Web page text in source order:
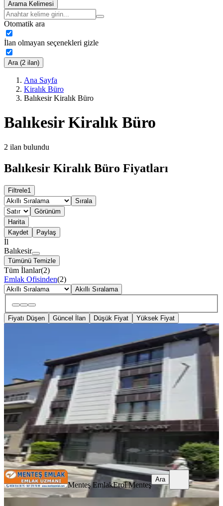
Arama Kelimesi
Otomatik ara
İlan olmayan seçenekleri gizle
Ara (2 ilan)
Ana Sayfa
Kiralık Büro
Balıkesir Kiralık Büro
Balıkesir Kiralık Büro
2 ilan bulundu
Balıkesir Kiralık Büro Fiyatları
Filtrele1
Sırala
Görünüm
Harita
Kaydet
Paylaş
İl
Balıkesir
Tümünü Temizle
Tüm İlanlar(2)
Emlak Ofisinden(2)
Akıllı Sıralama
Fiyatı Düşen Güncel İlan Düşük Fiyat Yüksek Fiyat
Çarşı Merkezde 1+1 Yeni Yapı Ofis
Balıkesir, Altıeylül
2 Oda·45 m²·3. Kat·29.06.2026
21.000 ₺
Menteş EmlakErol Menteş
Ara
Menteş EmlakErol Menteş
Ara